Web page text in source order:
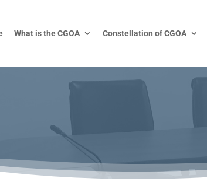
What is the CGOA Constellation of CGOA